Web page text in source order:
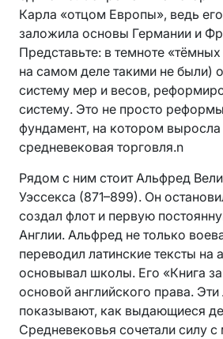
Карла «отцом Европы», ведь
заложила основы Германии и
Представьте: в темноте
на самом деле такими не были)
систему мер и весов,
систему. Это не просто
фундамент, на котором выросла
средневековая торговля.n
Рядом с ним стоит Альфред
Уэссекса (871–899). Он
создал флот и первую
Англии. Альфред не только
переводил латинские тексты на
основывал школы. Его «Книга
основой английского права.
показывают, как выдающиеся
Средневековья сочетали силу